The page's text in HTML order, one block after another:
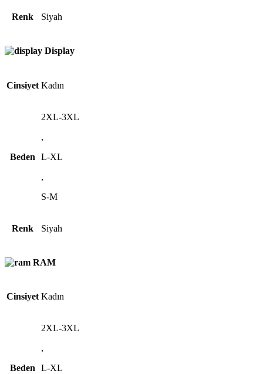
Renk Siyah
Display
Cinsiyet Kadın
Beden
2XL-3XL
,
L-XL
,
S-M
Renk Siyah
RAM
Cinsiyet Kadın
Beden
2XL-3XL
,
L-XL